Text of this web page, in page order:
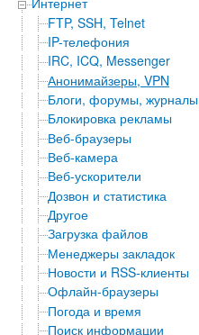
FTP, SSH, Telnet
IP-телефония
IRC, ICQ, Messenger
Анонимайзеры, VPN
Блоги, форумы, журналы
Блокировка рекламы
Веб-браузеры
Веб-камера
Веб-ускорители
Дозвон и статистика
Другое
Загрузка файлов
Менеджеры закладок
Новости и RSS-клиенты
Офлайн-браузеры
Погода и время
Поиск информации